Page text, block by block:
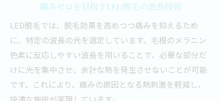
痛みゼロ脱毛のための冷却オプション活用
脱毛時に意識すべき冷却と安全対策
痛みゼロを目指すLED脱毛の波長技術
LED脱毛では、脱毛効果を高めつつ痛みを抑えるため
に、特定の波長の光を選定しています。毛根のメラニン
色素に反応しやすい波長を用いることで、必要な部分だ
けに光を集中させ、余計な熱を発生させないことが可能
です。これにより、痛みの原因となる熱刺激を軽減し、